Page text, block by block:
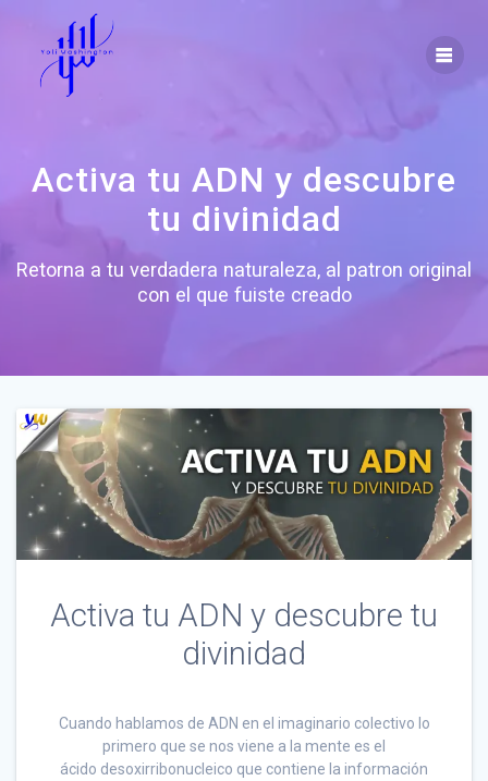
Activa tu ADN y descubre
tu divinidad
Retorna a tu verdadera naturaleza, al patron original
con el que fuiste creado
Activa tu ADN y descubre tu
divinidad
Cuando hablamos de ADN en el imaginario colectivo lo
primero que se nos viene a la mente es el
ácido desoxirribonucleico que contiene la información